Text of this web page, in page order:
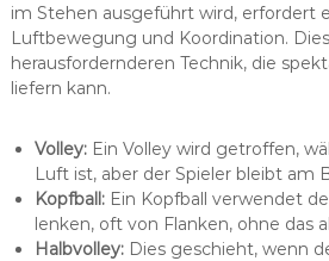
im Stehen ausgeführt wird, erfordert
Luftbewegung und Koordination.
herausfordernderen Technik, die
liefern kann.
Volley:Ein Volley wird getroffen,
Luft ist, aber der Spieler bleibt am
Kopfball:Ein Kopfball verwendet
lenken, oft von Flanken, ohne das
Halbvolley:Dies geschieht, wenn